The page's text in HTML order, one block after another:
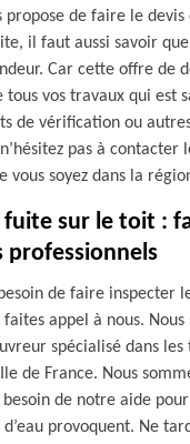
propose de faire le devis
il faut aussi savoir que
Car cette offre de
vos travaux qui est
de vérification ou
pas à contacter
vous soyez dans la
fuite sur le toit :
professionnels
de faire inspecter
appel à nous. Nous
spécialisé dans
de France. Nous
de notre aide
provoquent. Ne